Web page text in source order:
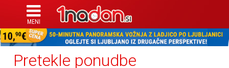
Pretekle ponudbe